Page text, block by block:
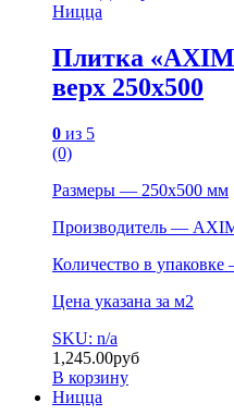
Ницца
Плитка
верх 250х500
0 из 5
(0)
Размеры — 250х500 мм
Производитель —
Количество в
Цена указана за м2
SKU: n/a
1,245.00руб
В корзину
Ницца